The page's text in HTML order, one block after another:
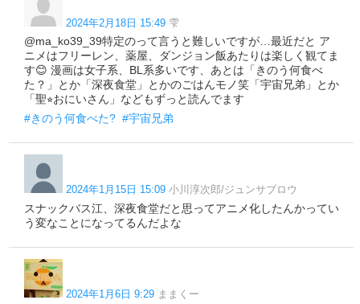
2024年2月18日 15:49 雫
@ma_ko39_39特定のって言うと難しいですが…最近だと ア
ニメはフリーレン、薬屋、ダンジョン飯あたりは楽しく観てま
す😊 漫画は女子系、BL系多いです、あとは「きのう何食べ
た？」とか「深夜食堂」とかのごはんモノ笑「宇宙兄弟」とか
「聖⭐︎おにいさん」などもずっと読んでます
#きのう何食べた? #宇宙兄弟
2024年1月15日 15:09 小川淳次郎/ジュンサブロウ
スナックバス江、深夜食堂だと思ってアニメ化したんかってい
う変なことになってるんだよな
2024年1月6日 9:29 ままくー